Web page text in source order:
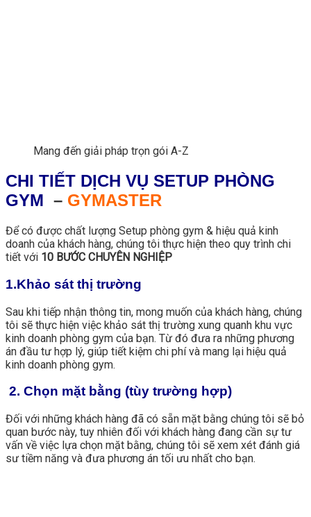
Mang đến giải pháp trọn gói A-Z
CHI TIẾT DỊCH VỤ SETUP PHÒNG
GYM – GYMASTER
Để có được chất lượng Setup phòng gym & hiệu quả kinh
doanh của khách hàng, chúng tôi thực hiện theo quy trình chi
tiết với 10 BƯỚC CHUYÊN NGHIỆP
1.Khảo sát thị trường
Sau khi tiếp nhận thông tin, mong muốn của khách hàng, chúng
tôi sẽ thực hiện việc khảo sát thị trường xung quanh khu vực
kinh doanh phòng gym của bạn. Từ đó đưa ra những phương
án đầu tư hợp lý, giúp tiết kiệm chi phí và mang lại hiệu quả
kinh doanh phòng gym.
2. Chọn mặt bằng (tùy trường hợp)
Đối với những khách hàng đã có sẵn mặt bằng chúng tôi sẽ bỏ
quan bước này, tuy nhiên đối với khách hàng đang cần sự tư
vấn về việc lựa chọn mặt bằng, chúng tôi sẽ xem xét đánh giá
sư tiềm năng và đưa phương án tối ưu nhất cho bạn.